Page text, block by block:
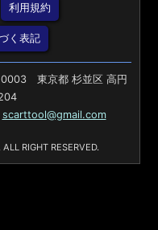
利用規約
く表記
0003 東京都 杉並区 高円
scarttool@gmail.com
RIGHT RESERVED.